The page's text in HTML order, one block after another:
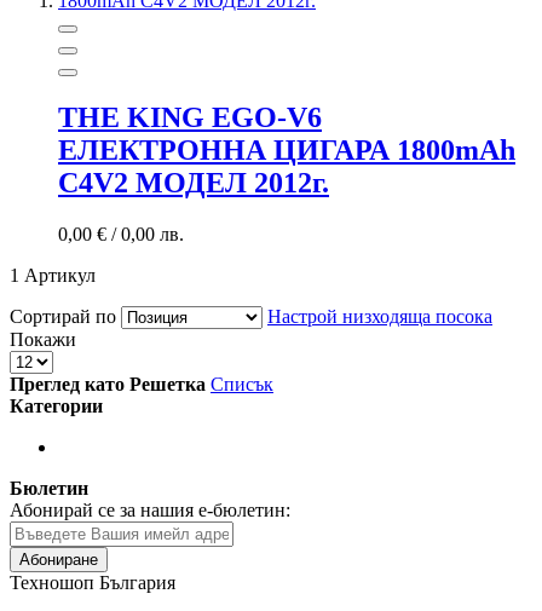
THE KING EGO-V6
ЕЛЕКТРОННА ЦИГАРА 1800mAh
C4V2 МОДЕЛ 2012г.
0,00 € /0,00 лв.
1 Артикул
Сортирай по
Настрой низходяща посока
Покажи
Преглед като Решетка Списък
Категории
Бюлетин
Абонирай се за нашия е-бюлетин:
Абониране
Техношоп България